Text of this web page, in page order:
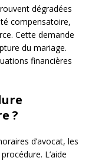
dégradées
compensatoire,
Cette demande
du mariage.
financières
?
d’avocat, les
L’aide